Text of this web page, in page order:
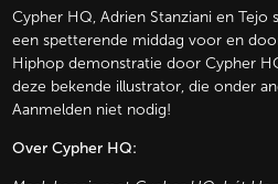
Cypher HQ, Adrien Stanziani en Tejo
een spetterende middag voor en
Hiphop demonstratie door Cypher
deze bekende illustrator, die onder
Aanmelden niet nodig!
Over Cypher HQ: